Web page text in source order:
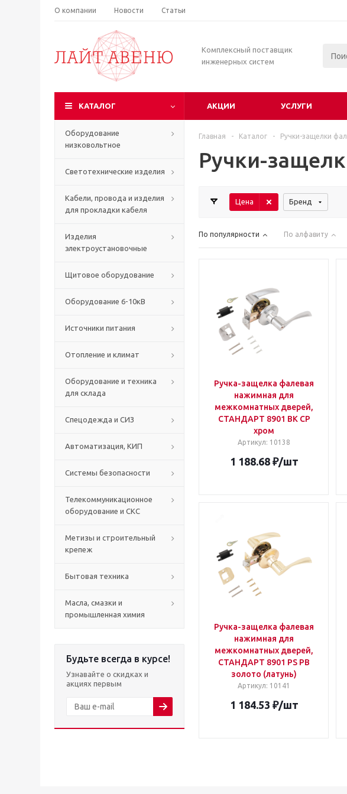
О компании Новости Статьи
Комплексный поставщик
инженерных систем
КАТАЛОГ АКЦИИ УСЛУГИ
Оборудование
низковольтное
Светотехнические изделия
Кабели, провода и изделия
для прокладки кабеля
Изделия
электроустановочные
Щитовое оборудование
Оборудование 6-10кВ
Источники питания
Отопление и климат
Оборудование и техника
для склада
Спецодежда и СИЗ
Автоматизация, КИП
Системы безопасности
Телекоммуникационное
оборудование и СКС
Метизы и строительный
крепеж
Бытовая техника
Масла, смазки и
промышленная химия
Будьте всегда в курсе!
Узнавайте о скидках и
акциях первым
Главная - Каталог - Ручки-защелки
Ручки-
Цена Бренд
По популярности По алфавиту
Ручка-защелка фалевая
нажимная для
межкомнатных дверей,
СТАНДАРТ 8901 BK CP
хром
Артикул: 10138
1 188.68₽/шт
Ручка-защелка фалевая
нажимная для
межкомнатных дверей,
СТАНДАРТ 8901 PS PB
золото (латунь)
Артикул: 10141
1 184.53 ₽/шт